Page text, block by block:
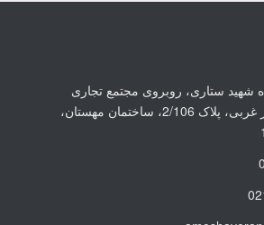
شهید ستاری، روبروی مجتمع تجاری
کوروش، خیابان پیامبر غربی، پلاک 2/106، ساختمان مهستان،